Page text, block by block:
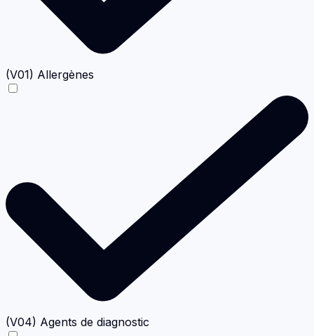
(V01) Allergènes
(V04) Agents de diagnostic